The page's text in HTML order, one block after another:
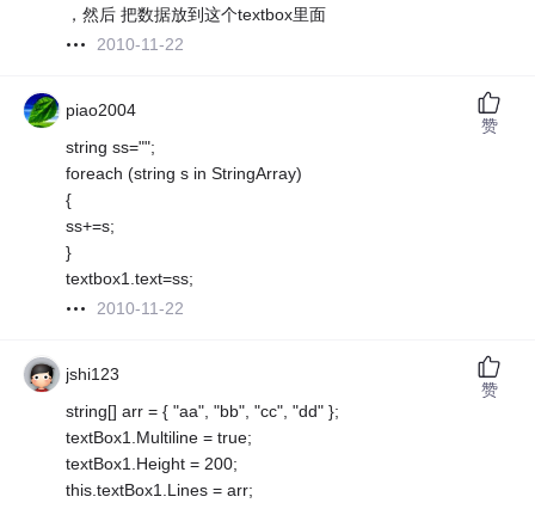
，然后 把数据放到这个textbox里面
2010-11-22
piao2004
string ss="";
foreach (string s in StringArray)
{
ss+=s;
}
textbox1.text=ss;
2010-11-22
赞
jshi123
string[] arr = { "aa", "bb", "cc", "dd" };
textBox1.Multiline = true;
textBox1.Height = 200;
this.textBox1.Lines = arr;
赞